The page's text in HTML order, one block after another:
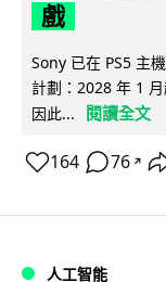
戲
Sony 已在 PS5 主
計劃：2028 年 1
因此...
閱讀全文
164 76 ↗
人工智能